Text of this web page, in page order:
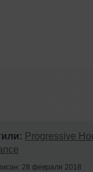
Progressive
28 февраля 2018